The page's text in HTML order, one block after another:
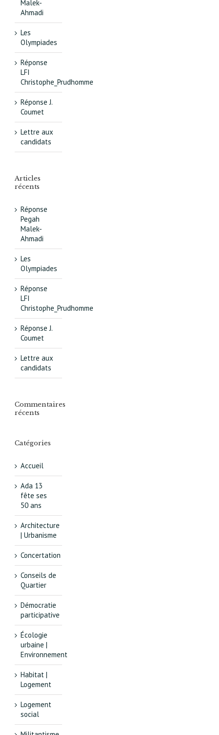
Malek-
Ahmadi
Les
Olympiades
Réponse
LFI
Christophe_Prudhomme
Réponse J.
Coumet
Lettre aux
candidats
Articles
récents
Réponse
Pegah
Malek-
Ahmadi
Les
Olympiades
Réponse
LFI
Christophe_Prudhomme
Réponse J.
Coumet
Lettre aux
candidats
Commentaires
récents
Catégories
Accueil
Ada 13
fête ses
50 ans
Architecture
| Urbanisme
Concertation
Conseils de
Quartier
Démocratie
participative
Écologie
urbaine |
Environnement
Habitat |
Logement
Logement
social